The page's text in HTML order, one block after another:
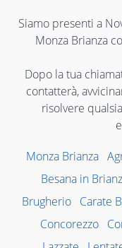
Siamo presenti a
Monza Brianza
Dopo la tua
contatterà,
risolvere
Monza Brianza
Besana in
Brugherio Carate
Concorezzo